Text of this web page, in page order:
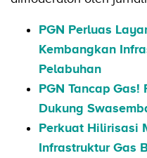
PGN Perluas
Kembangkan
Pelabuhan
PGN Tancap
Dukung
Perkuat Hilirisasi
Infrastruktur Gas